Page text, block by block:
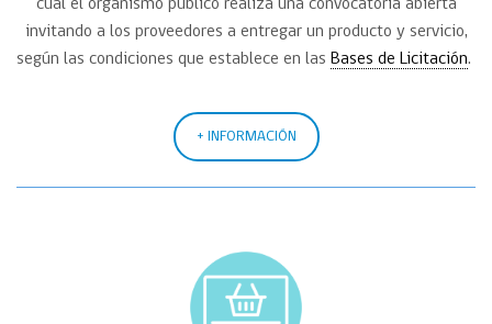
cual el organismo público realiza una convocatoria abierta
invitando a los proveedores a entregar un producto y servicio,
según las condiciones que establece en las Bases de Licitación.
+ INFORMACIÓN